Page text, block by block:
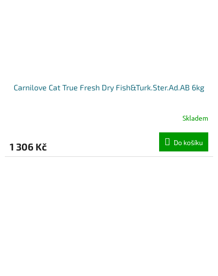
Carnilove Cat True Fresh Dry Fish&Turk.Ster.Ad.AB 6kg
Skladem
1 306 Kč Do košíku